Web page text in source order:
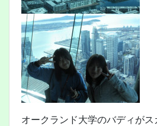
オークランド大学のバディがス